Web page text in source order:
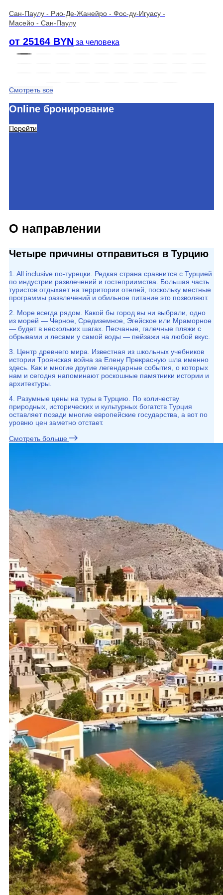
Сан-Паулу - Рио-Де-Жанейро - Фос-ду-Игуасу -
Масейо - Сан-Паулу
от 25164 BYN за человека
Смотреть все
Online бронирование
Перейти
О направлении
Четыре причины отправиться в Турцию
1. All inclusive по-турецки. Редкая страна сравнится с Турцией
по индустрии развлечений и гостеприимства. Большая часть
туристов отдыхает на территории отелей, поскольку местные
программы развлечений и обильное питание это позволяют.
2. Море всегда рядом. Какой бы город вы ни выбрали, одно
из морей — Черное, Средиземное, Эгейское или Мраморное
— будет в нескольких шагах. Песчаные, галечные пляжи с
обрывами и лесами у самой воды — пейзажи на любой вкус.
3. Центр древнего мира. Известная из школьных учебников
истории Троянская война за Елену Прекрасную шла именно
здесь. Как и многие другие легендарные события, о которых
нам и сегодня напоминают роскошные памятники истории и
архитектуры.
4. Разумные цены на туры в Турцию. По количеству
природных, исторических и культурных богатств Турция
оставляет позади многие европейские государства, а вот по
уровню цен заметно отстает.
Смотреть больше